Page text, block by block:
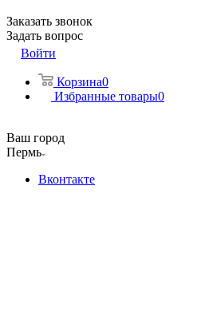
Заказать звонок
Задать вопрос
Войти
Корзина0
Избранные товары0
Ваш город
Пермь
Вконтакте